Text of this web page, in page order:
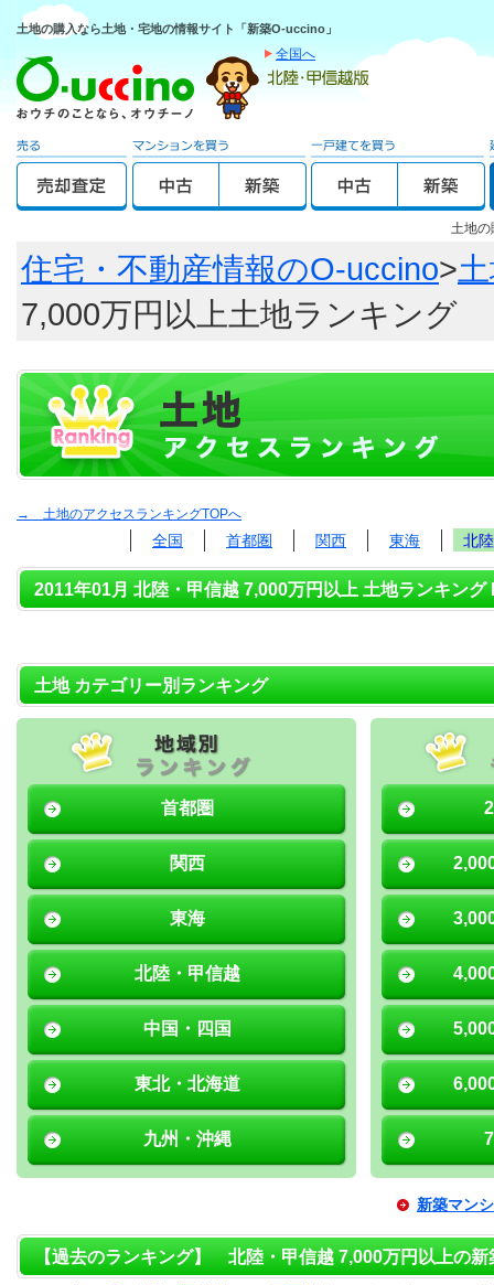
土地の購入なら土地・宅地の情報サイト「新築O-uccino」
全国へ
土地
住宅・不動産情報のO-uccino>
7,000万円以上土地ランキング
→ 土地のアクセスランキングTOPへ
全国 首都圏 関西 東海 北
2011年01月 北陸・甲信越 7,000万円以上 土地ランキング
土地 カテゴリー別ランキング
首都圏
関西
東海
北陸・甲信越
中国・四国
東北・北海道
九州・沖縄
新築マン
【過去のランキング】 北陸・甲信越 7,000万円以上の新